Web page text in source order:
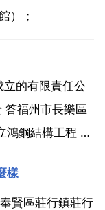
）；
的有限責任公
答福州市長樂區
鴻鋼結構工程 的
福州立鴻鋼結
樣
賢區莊行鎮莊行